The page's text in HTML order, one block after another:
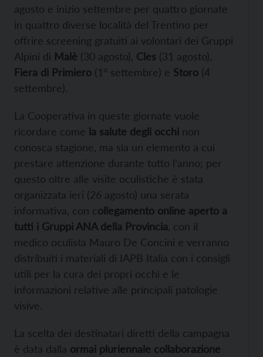
agosto e inizio settembre per quattro giornate
in quattro diverse località del Trentino per
offrire screening gratuiti ai volontari dei Gruppi
Alpini di Malè (30 agosto), Cles (31 agosto),
Fiera di Primiero (1° settembre) e Storo (4
settembre).
La Cooperativa in queste giornate vuole
ricordare come la salute degli occhi non
conosca stagione, ma sia un elemento a cui
prestare attenzione durante tutto l’anno; per
questo oltre alle visite oculistiche è stata
organizzata ieri (26 agosto) una serata
informativa, con collegamento online aperto a
tutti i Gruppi ANA della Provincia , con il
medico oculista Mauro De Concini e verranno
distribuiti i materiali di IAPB Italia con i consigli
utili per la cura dei propri occhi e le
informazioni relative alle principali patologie
visive.
La scelta dei destinatari diretti della campagna
è data dalla ormai pluriennale collaborazione